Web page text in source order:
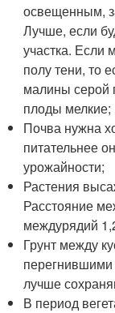
освещенным,
Лучше, если
участка. Если
полу тени, то
малины серой
плоды мелкие;
Почва нужна
питательнее
урожайности;
Растения
Расстояние
междурядий
Грунт между
лучше
В период